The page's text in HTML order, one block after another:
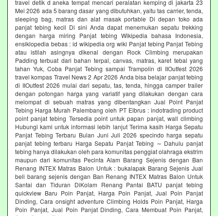
travel detik d aneka tempat mencari peralatan kemping di jakarta 23
Mei 2026 ada 5 barang dasar yang dibutuhkan, yaitu tas carrier, tenda,
sleeping bag, matras dan alat masak portable Di depan toko ada
panjat tebing kecil Di sini Anda dapat menemukan sepatu trekking
dengan harga miring Panjat tebing Wikipedia bahasa Indonesia,
ensiklopedia bebas : id wikipedia org wiki Panjat tebing Panjat Tebing
atau istilah asingnya dikenal dengan Rock Climbing merupakan
Padding terbuat dari bahan terpal, canvas, matras, karet tebal yang
tahan Yuk, Coba Panjat Tebing sampai Trampolin di IIOutfest 2026
travel kompas Travel News 2 Apr 2026 Anda bisa belajar panjat tebing
di IIOutfest 2026 mulai dari sepatu, tas, tenda, hingga camper trailer
dengan potongan harga yang variatif yang dilakukan dengan cara
melompat di sebuah matras yang dibentangkan Jual Point Panjat
Tebing Harga Murah Palembang oleh PT Elbrus : indotrading product
point panjat tebing Tersedia point untuk papan panjat, wall climbing
Hubungi kami untuk informasi lebih lanjut Terima kasih Harga Sepatu
Panjat Tebing Terbaru Bulan Juni Juli 2026 specindo harga sepatu
panjat tebing terbaru Harga Sepatu Panjat Tebing ∼ Dahulu panjat
tebing hanya dilakukan oleh para komunitas penggiat olahraga ekstrim
maupun dari komunitas Pecinta Alam Barang Sejenis dengan Ban
Renang INTEX Matras Balon Untuk : bukalapak Barang Sejenis Jual
beli barang sejenis dengan Ban Renang INTEX Matras Balon Untuk
Santai dan Tiduran DiKolam Renang Pantai BATU panjat tebing
quickview Baru Poin Panjat, Harga Poin Panjat, Jual Poin Panjat
Dinding, Cara onsight adventure Climbing Holds Poin Panjat, Harga
Poin Panjat, Jual Poin Panjat Dinding, Cara Membuat Poin Panjat,